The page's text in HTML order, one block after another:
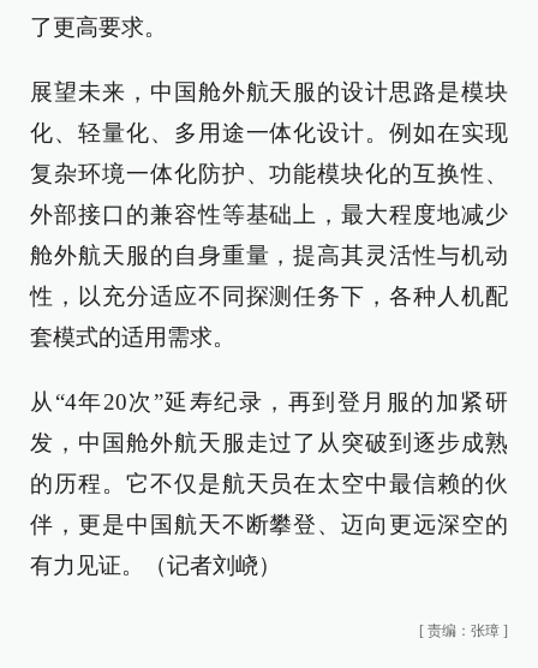
了更高要求。
展望未来，中国舱外航天服的设计思路是模块
化、轻量化、多用途一体化设计。例如在实现
复杂环境一体化防护、功能模块化的互换性、
外部接口的兼容性等基础上，最大程度地减少
舱外航天服的自身重量，提高其灵活性与机动
性，以充分适应不同探测任务下，各种人机配
套模式的适用需求。
从“4年20次”延寿纪录，再到登月服的加紧研
发，中国舱外航天服走过了从突破到逐步成熟
的历程。它不仅是航天员在太空中最信赖的伙
伴，更是中国航天不断攀登、迈向更远深空的
有力见证。（记者刘峣）
[ 责编：张璋 ]